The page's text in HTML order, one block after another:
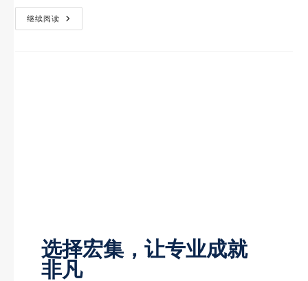
继续阅读
选择宏集，让专业成就
非凡